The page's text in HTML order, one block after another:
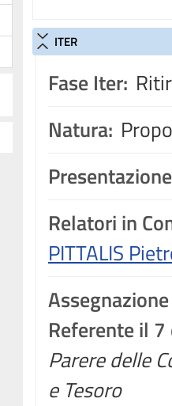
ITER
Fase Iter:
Natura:
Relatori in
PITTALIS
Assegnazione
Referente il
Parere delle
e Tesoro